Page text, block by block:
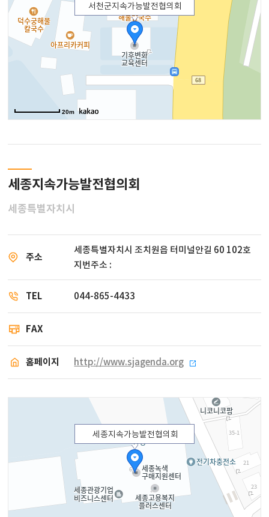
서천군지속가능발전협의회
20m
세종지속가능발전협의회
세종특별자치시
주소
세종특별자치시 조치원읍 터미널안길 60 102호
지번주소 :
TEL 044-865-4433
FAX
홈페이지 http://www.sjagenda.org
세종지속가능발전협의회